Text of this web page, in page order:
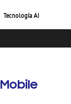
Tecnología AI
Mobile